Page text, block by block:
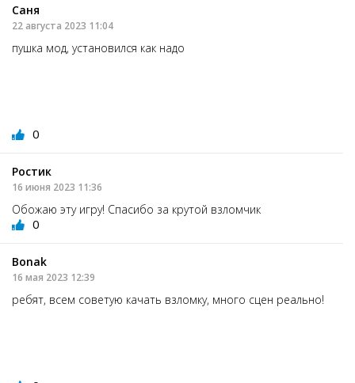
Саня
22 августа 2023 11:04
пушка мод, установился как надо
0
Ростик
16 июня 2023 11:36
Обожаю эту игру! Спасибо за крутой взломчик
0
Bonak
16 мая 2023 12:39
ребят, всем советую качать взломку, много сцен реально!